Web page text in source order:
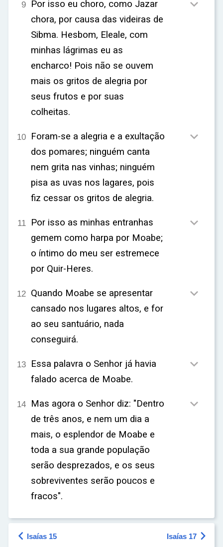
9 Por isso eu choro, como Jazar
chora, por causa das videiras de
Sibma. Hesbom, Eleale, com
minhas lágrimas eu as
encharco! Pois não se ouvem
mais os gritos de alegria por
seus frutos e por suas
colheitas.

10 Foram-se a alegria e a exultação
dos pomares; ninguém canta
nem grita nas vinhas; ninguém
pisa as uvas nos lagares, pois
fiz cessar os gritos de alegria.

11 Por isso as minhas entranhas
gemem como harpa por Moabe;
o íntimo do meu ser estremece
por Quir-Heres.

12 Quando Moabe se apresentar
cansado nos lugares altos, e for
ao seu santuário, nada
conseguirá.

13 Essa palavra o Senhor já havia
falado acerca de Moabe.

14 Mas agora o Senhor diz: "Dentro
de três anos, e nem um dia a
mais, o esplendor de Moabe e
toda a sua grande população
serão desprezados, e os seus
sobreviventes serão poucos e
fracos".

 Isaías 15 Isaías 17 